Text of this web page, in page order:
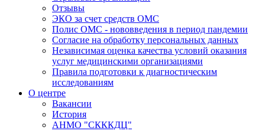
Отзывы
ЭКО за счет средств ОМС
Полис ОМС - нововведения в период пандемии
Согласие на обработку персональных данных
Независимая оценка качества условий оказания
услуг медицинскими организациями
Правила подготовки к диагностическим
исследованиям
О центре
Вакансии
История
АНМО "СКККДЦ"